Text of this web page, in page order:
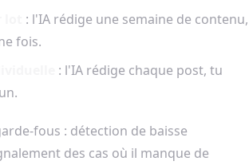
: l'IA rédige une semaine de contenu,
fois.
: l'IA rédige chaque post, tu
fous : détection de baisse
des cas où il manque de